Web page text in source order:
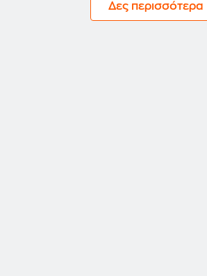
Δες περισσότερα